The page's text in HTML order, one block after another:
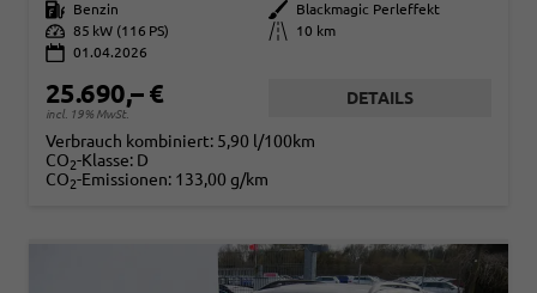
Kraftstoff
Benzin Außenfarbe
Blackmagic Perleffekt
Leistung 85 kW (116 PS) Kilometerstand
10 km
01.04.2026
25.690,– €
incl. 19% MwSt.
DETAILS
Verbrauch kombiniert: 5,90 l/100km
CO2-Klasse: D
CO2-Emissionen: 133,00 g/km